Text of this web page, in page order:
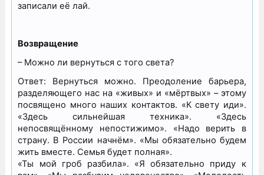
записали её лай.
Возвращение
– Можно ли вернуться с того света?
Ответ: Вернуться можно. Преодоление барьера,
разделяющего нас на «живых» и «мёртвых» – этому
посвящено много наших контактов. «К свету иди».
«Здесь сильнейшая техника». «Здесь
непосвящённому непостижимо». «Надо верить в
страну. В России начнём». «Мы обязательно будем
жить вместе. Семья будет полная».
«Ты мой гроб разбила». «Я обязательно приду к